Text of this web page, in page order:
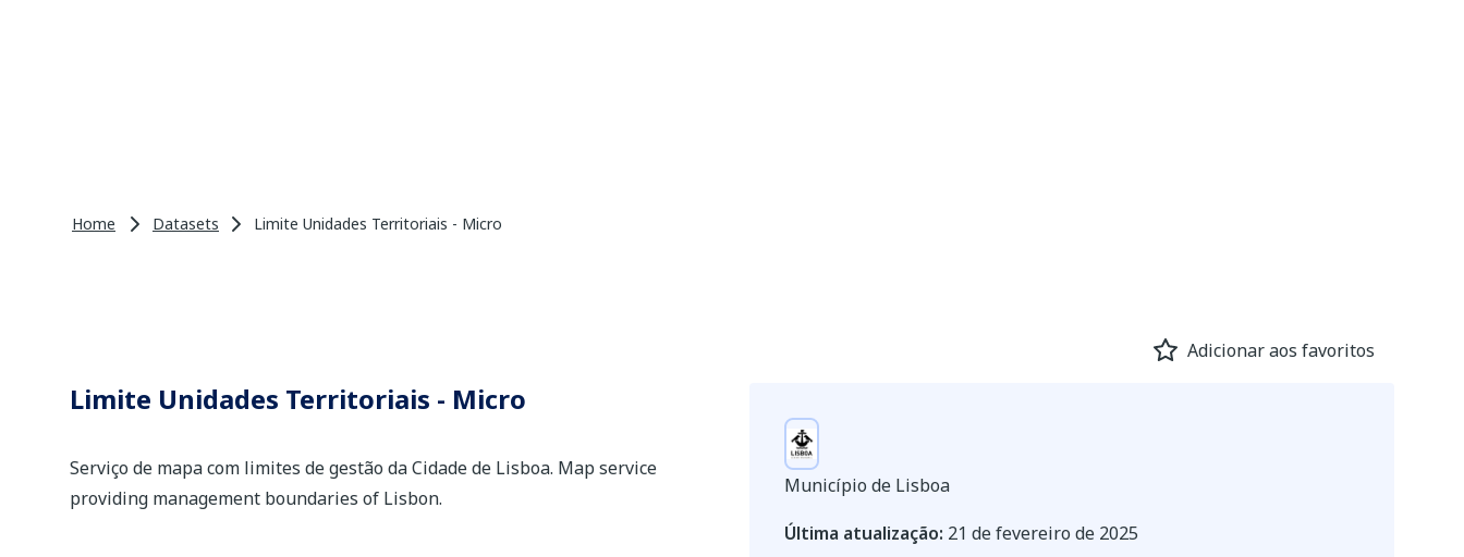
Home Datasets Limite Unidades Territoriais - Micro
Adicionar aos favoritos
Limite Unidades Territoriais - Micro
Serviço de mapa com limites de gestão da Cidade de Lisboa. Map service
providing management boundaries of Lisbon.
Município de Lisboa
Última atualização: 21 de fevereiro de 2025